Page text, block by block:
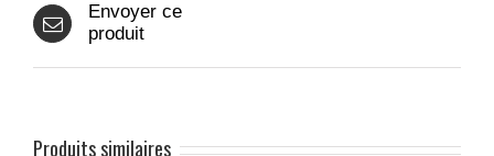
Envoyer ce
produit
Produits similaires